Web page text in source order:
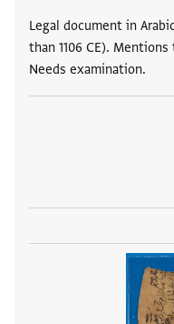
Legal document in
than 1106 CE).
Needs examination.